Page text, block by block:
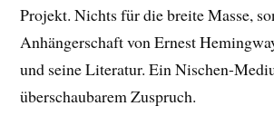
Projekt. Nichts für die breite Masse,
Anhängerschaft von Ernest
und seine Literatur. Ein Nischen-
überschaubarem Zuspruch.